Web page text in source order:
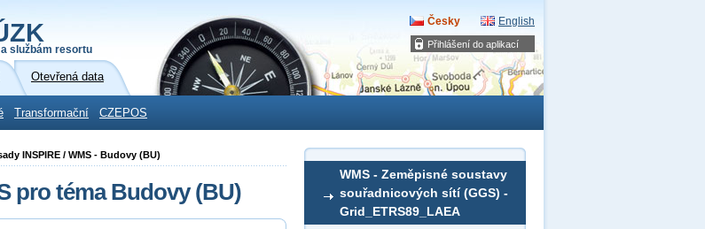
Přihlášení do aplikací
službám resortu
Česky English
Otevřená data
Transformační CZEPOS
WMS - Zeměpisné soustavy
souřadnicových sítí (GGS) -
Grid_ETRS89_LAEA
INSPIRE / WMS - Budovy (BU)
pro téma Budovy (BU)